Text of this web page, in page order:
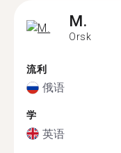
M.
Orsk
流利
俄语
学
英语